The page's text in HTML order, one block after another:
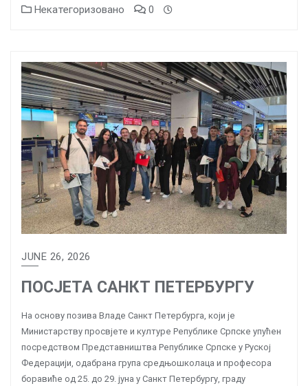
Некатегоризовано 0
JUNE 26, 2026
ПОСЈЕТА САНКТ ПЕТЕРБУРГУ
На основу позива Владе Санкт Петербурга, који је
Министарству просвјете и културе Републике Српске упућен
посредством Представништва Републике Српске у Руској
Федерацији, одабрана група средњошколаца и професора
боравиће од 25. до 29. јуна у Санкт Петербургу, граду